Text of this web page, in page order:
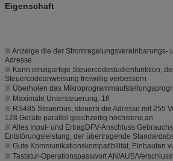
Eigenschaft
※ Anzeige die der Stromregelungsvereinbarungs-
Adresse.
※ Kann einzigartige Steuercodestudienfunktion,
Steuercodeanweisung freiwillig verbessern
※ Überholen das
※ Maximale Untersteuerung: 16
※ RS485 Steuerbus, steuern die Adresse mit 255
128 Geräte parallel gleichzeitig höchstens an
※ Alles Input- und ErtragDFV-Anschluss
Entstörungsleistung, der übertragende
※ Gute Kommunikationskompatibilität, Einbauten
※ Tastatur-Operationspasswort AN/AUS/